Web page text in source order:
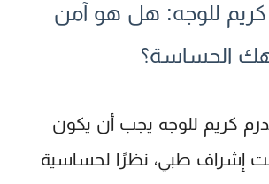
للوجه: هل هو آمن
الحساسة؟
كريم للوجه يجب أن يكون
إشراف طبي، نظرًا لحساسية